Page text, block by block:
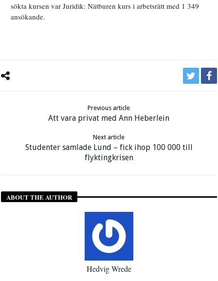
sökta kursen var Juridik: Nätburen kurs i arbetsrätt med 1 349
ansökande.
Previous article
Att vara privat med Ann Heberlein
Next article
Studenter samlade Lund – fick ihop 100 000 till
flyktingkrisen
ABOUT THE AUTHOR
Hedvig Wrede